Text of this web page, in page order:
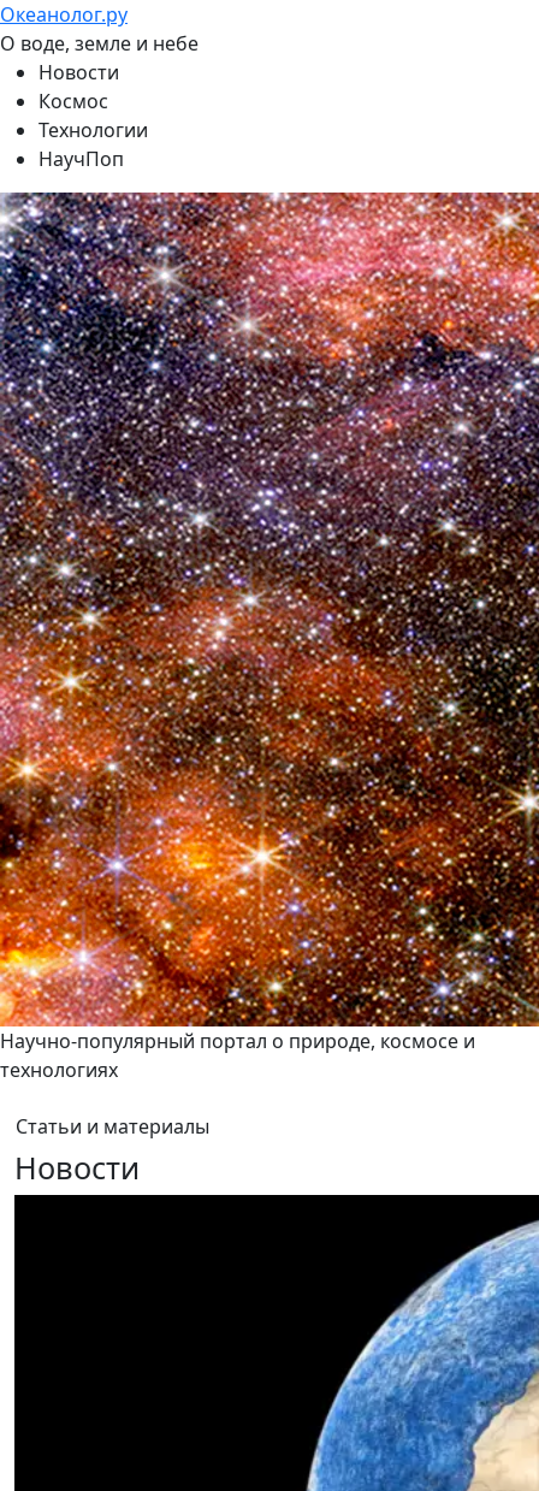
Океанолог.ру
О воде, земле и небе
Новости
Космос
Технологии
НаучПоп
Научно-популярный портал о природе, космосе и
технологиях
Статьи и материалы
Новости